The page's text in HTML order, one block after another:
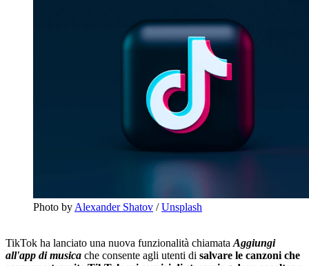
Photo by Alexander Shatov /Unsplash
TikTok ha lanciato una nuova funzionalità chiamata Aggiungi
all'app di musica che consente agli utenti di salvare le canzoni che